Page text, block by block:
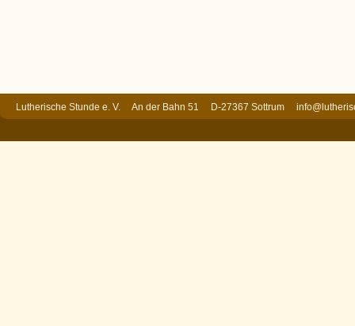
Lutherische Stunde e. V. An der Bahn 51 D-27367 Sottrum